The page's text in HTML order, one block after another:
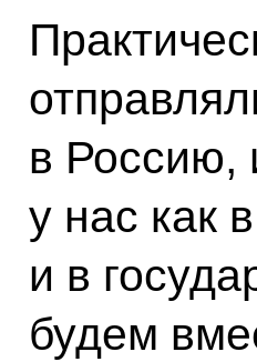
в Россию,
у нас как
и в
будем